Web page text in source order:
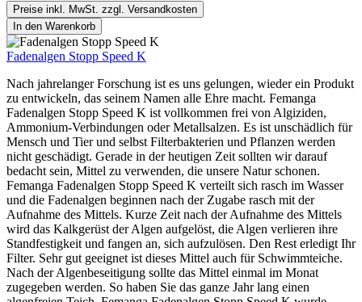
Preise inkl. MwSt. zzgl. Versandkosten
In den Warenkorb
Fadenalgen Stopp Speed K
Nach jahrelanger Forschung ist es uns gelungen, wieder ein Produkt
zu entwickeln, das seinem Namen alle Ehre macht. Femanga
Fadenalgen Stopp Speed K ist vollkommen frei von Algiziden,
Ammonium-Verbindungen oder Metallsalzen. Es ist unschädlich für
Mensch und Tier und selbst Filterbakterien und Pflanzen werden
nicht geschädigt. Gerade in der heutigen Zeit sollten wir darauf
bedacht sein, Mittel zu verwenden, die unsere Natur schonen.
Femanga Fadenalgen Stopp Speed K verteilt sich rasch im Wasser
und die Fadenalgen beginnen nach der Zugabe rasch mit der
Aufnahme des Mittels. Kurze Zeit nach der Aufnahme des Mittels
wird das Kalkgerüst der Algen aufgelöst, die Algen verlieren ihre
Standfestigkeit und fangen an, sich aufzulösen. Den Rest erledigt Ihr
Filter. Sehr gut geeignet ist dieses Mittel auch für Schwimmteiche.
Nach der Algenbeseitigung sollte das Mittel einmal im Monat
zugegeben werden. So haben Sie das ganze Jahr lang einen